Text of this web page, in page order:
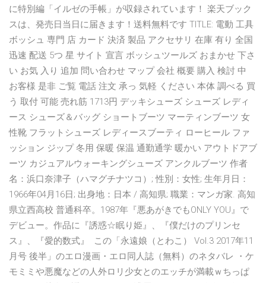
に特別編「イルゼの手帳」が収録されています！ 楽天ブック
スは、発売日当日に届きます！送料無料です TITLE: 電動 工具
ボッシュ 専門 店 カード 決済 製品 アクセサリ 在庫 有り 全国
迅速 配送 5つ 星 サイト 宣言 ボッシュツールズ おまかせ 下さ
い お気 入り 追加 問い合わせ マップ 会社 概要 購入 検討 中
お客様 是非 ご覧 電話 注文 承っ 気軽 ください 本体 調べる 買
う 取付 可能 売れ筋 1713円 デッキシューズ シューズ レディ
ース シューズ＆バッグ ショートブーツ マーティンブーツ 女
性靴 フラットシューズ レディースブーティ ローヒール ファ
ッション ジップ 冬用 保暖 保温 通勤通学 暖かい アウトドアブ
ーツ カジュアルウォーキングシューズ アンクルブーツ 作者
名：浜口奈津子（ハマグチナツコ）; 性別：女性; 生年月日：
1966年04月16日; 出身地：日本 / 高知県; 職業：マンガ家. 高知
県立西高校 普通科卒。1987年『悪あがきでもONLY YOU』で
デビュー。作品に『誘惑☆眠り姫』、『僕だけのプリンセ
ス』、『愛的数式』 この「永遠娘（とわこ） Vol.3 2017年11
月号 後半」のエロ漫画・エロ同人誌（無料）のネタバレ ・ケ
モミミや悪魔などの人外ロリ少女とのエッチが満載ｗちっぱ